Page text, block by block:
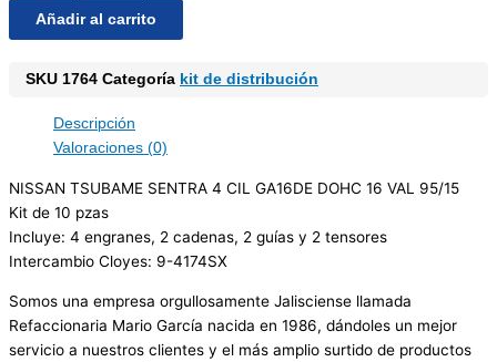
Añadir al carrito
SKU 1764 Categoría kit de distribución
Descripción
Valoraciones (0)
NISSAN TSUBAME SENTRA 4 CIL GA16DE DOHC 16 VAL 95/15
Kit de 10 pzas
Incluye: 4 engranes, 2 cadenas, 2 guías y 2 tensores
Intercambio Cloyes: 9-4174SX
Somos una empresa orgullosamente Jalisciense llamada
Refaccionaria Mario García nacida en 1986, dándoles un mejor
servicio a nuestros clientes y el más amplio surtido de productos